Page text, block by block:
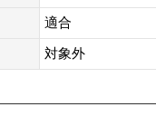
適合
対象外